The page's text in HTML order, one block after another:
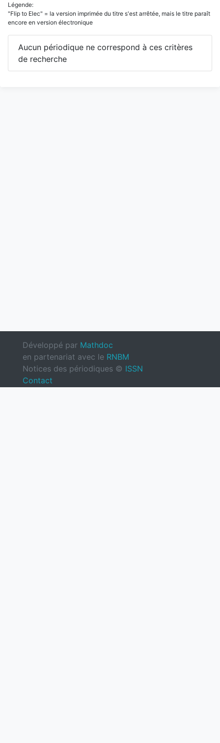
Légende:
"Flip to Elec" = la version imprimée du titre s'est arrêtée, mais le titre paraît
encore en version électronique
Aucun périodique ne correspond à ces critères
de recherche
Développé par Mathdoc
en partenariat avec le RNBM
Notices des périodiques © ISSN
Contact